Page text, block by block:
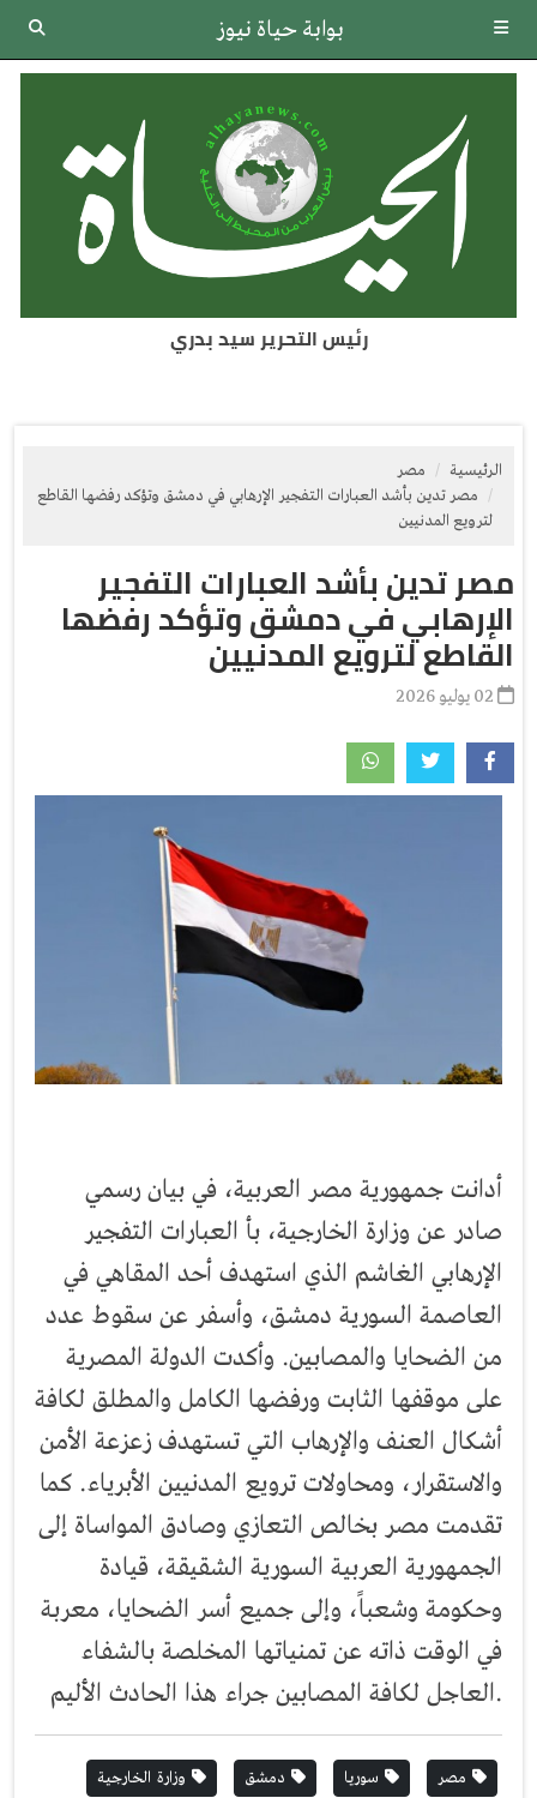
بوابة حياة نيوز
رئيس التحرير سيد بدري
الرئيسية
مصر
مصر تدين بأشد العبارات التفجير الإرهابي في دمشق وتؤكد رفضها القاطع
لترويع المدنيين
مصر تدين بأشد العبارات التفجير
الإرهابي في دمشق وتؤكد رفضها
القاطع لترويع المدنيين
أدانت جمهورية مصر العربية، في بيان رسمي
صادر عن وزارة الخارجية، بأ العبارات التفجير
الإرهابي الغاشم الذي استهدف أحد المقاهي في
العاصمة السورية دمشق، وأسفر عن سقوط عدد
من الضحايا والمصابين. وأكدت الدولة المصرية
على موقفها الثابت ورفضها الكامل والمطلق لكافة
أشكال العنف والإرهاب التي تستهدف زعزعة الأمن
والاستقرار، ومحاولات ترويع المدنيين الأبرياء. كما
تقدمت مصر بخالص التعازي وصادق المواساة إلى
الجمهورية العربية السورية الشقيقة، قيادة
وحكومة وشعباً، وإلى جميع أسر الضحايا، معربة
في الوقت ذاته عن تمنياتها المخلصة بالشفاء
العاجل لكافة المصابين جراء هذا الحادث الأليم.
مصر سوريا دمشق
وزارة الخارجية